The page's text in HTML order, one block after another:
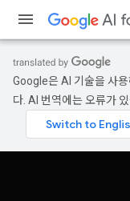
Google은 AI 기술을 사
다. AI 번역에는 오류가